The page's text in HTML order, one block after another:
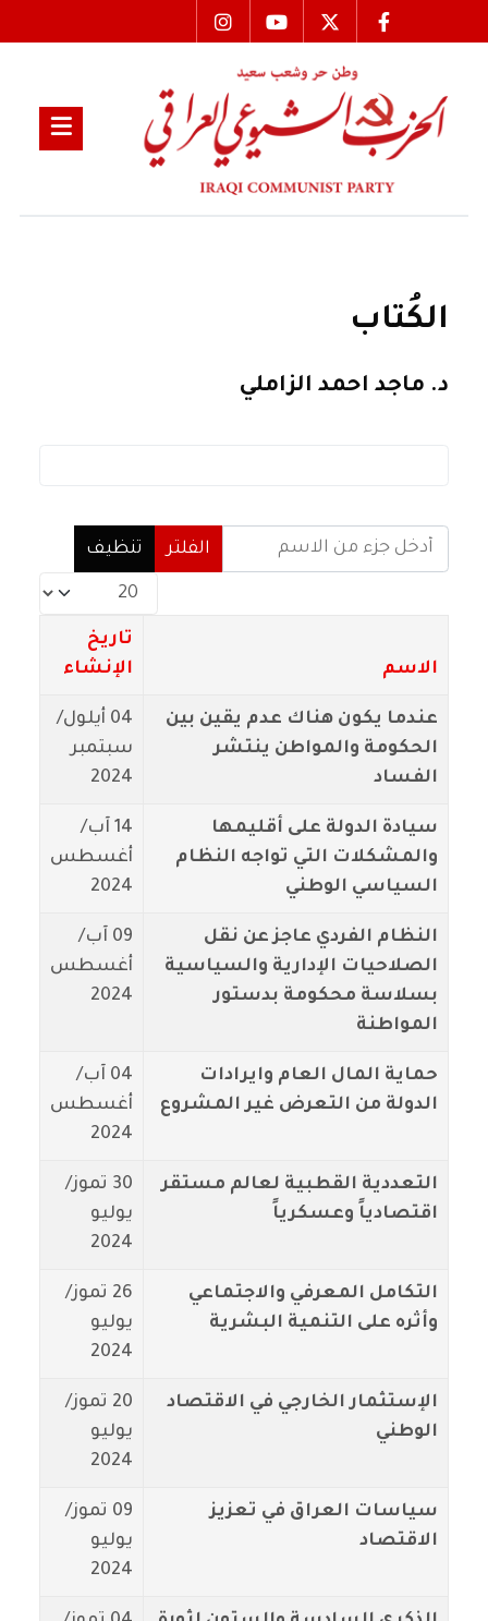
الكُتاب
د. ماجد احمد الزاملي
أدخل جزء من الاسم
الفلتر
تنظيف
عدد الإظهارات:
الاسم
تاريخ
الإنشاء
عندما يكون هناك عدم يقين بين
الحكومة والمواطن ينتشر
الفساد
04 أيلول/
سبتمبر
2024
سيادة الدولة على أقليمها
والمشكلات التي تواجه النظام
السياسي الوطني
14 آب/
أغسطس
2024
النظام الفردي عاجز عن نقل
الصلاحيات الإدارية والسياسية
بسلاسة محكومة بدستور
المواطنة
09 آب/
أغسطس
2024
حماية المال العام وايرادات
الدولة من التعرض غير المشروع
04 آب/
أغسطس
2024
التعددية القطبية لعالم مستقر
اقتصادياً وعسكرياً
30 تموز/
يوليو
2024
التكامل المعرفي والاجتماعي
وأثره على التنمية البشرية
26 تموز/
يوليو
2024
الإستثمار الخارجي في الاقتصاد
الوطني
20 تموز/
يوليو
2024
سياسات العراق في تعزيز
الاقتصاد
09 تموز/
يوليو
2024